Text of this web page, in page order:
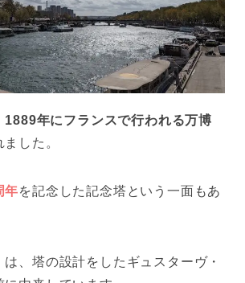
1889年にフランスで行われる万博
した。
年を記念した記念塔という一面もあ
は、塔の設計をしたギュスターヴ・